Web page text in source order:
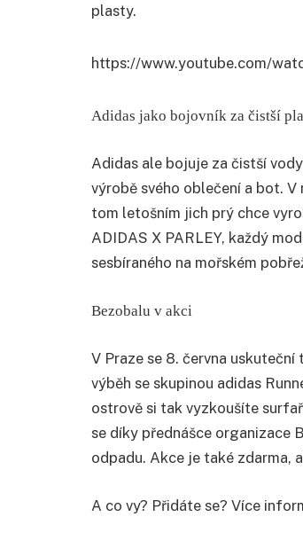
plasty.
https://www.youtube.com/
Adidas jako bojovník za čistší
Adidas ale bojuje za čistší
výrobě svého oblečení a bot.
tom letošním jich prý chce
ADIDAS X PARLEY, každý
sesbíraného na mořském
Bezobalu v akci
V Praze se 8. června
výběh se skupinou adidas
ostrově si tak vyzkoušíte
se díky přednášce organizace
odpadu. Akce je také zdarma,
A co vy? Přidáte se? Více